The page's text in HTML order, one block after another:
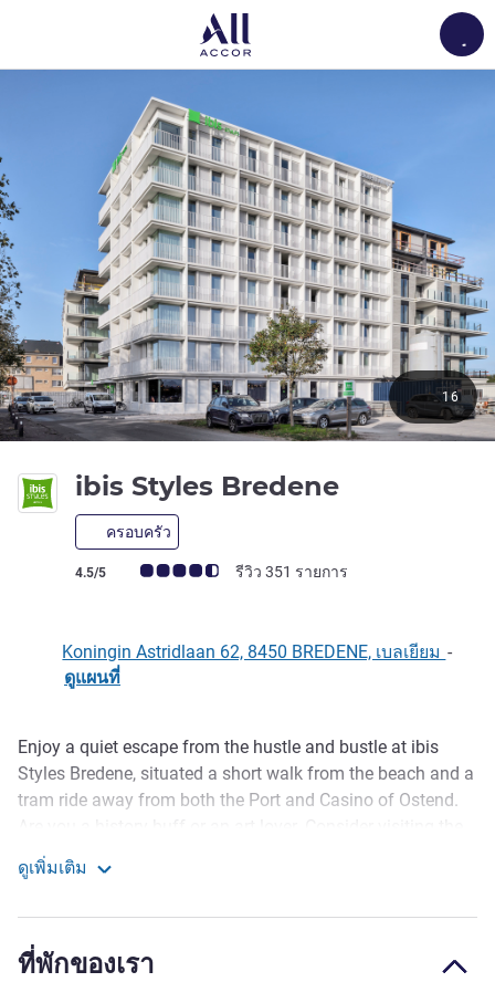
ibis Styles Bredene
ครอบครัว
คะแนนความคิดเห็นจากแขก (เรทติ้งบน ALL)
4.5/5 รีวิว 351 รายการ
16
Koningin Astridlaan 62, 8450 BREDENE, เบลเยียม -
ดูแผนที่
รายละเอียด
Enjoy a quiet escape from the hustle and bustle at ibis
Styles Bredene, situated a short walk from the beach and a
tram ride away from both the Port and Casino of Ostend.
nearby Fort Napoleon, the Ensor House or walk along The
Crystal Ship and admire the local street art. The hotel
centre Versluys, perfect for hosting meetings
ดูเพิ่มเติม
ที่พักของเรา